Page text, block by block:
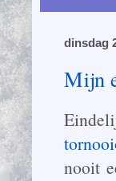
dinsdag
Mijn
nooit